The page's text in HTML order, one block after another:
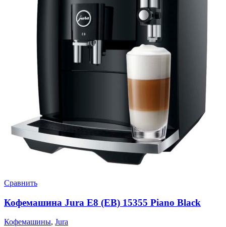
Сравнить
Кофемашина Jura E8 (EB) 15355 Piano Black
Кофемашины, Jura